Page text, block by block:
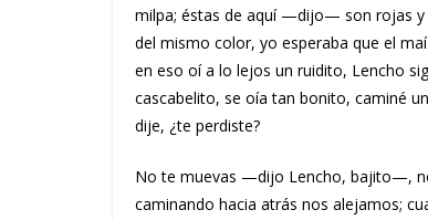
milpa; éstas de aquí —dijo— son rojas y
del mismo color, yo esperaba que el
en eso oí a lo lejos un ruidito, Lencho
cascabelito, se oía tan bonito, caminé
dije, ¿te perdiste?
No te muevas —dijo Lencho, bajito—,
caminando hacia atrás nos alejamos;